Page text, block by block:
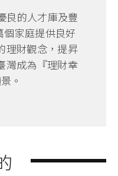
良的人才庫及豐
家庭提供良好
理財觀念，提昇
灣成為『理財幸
。